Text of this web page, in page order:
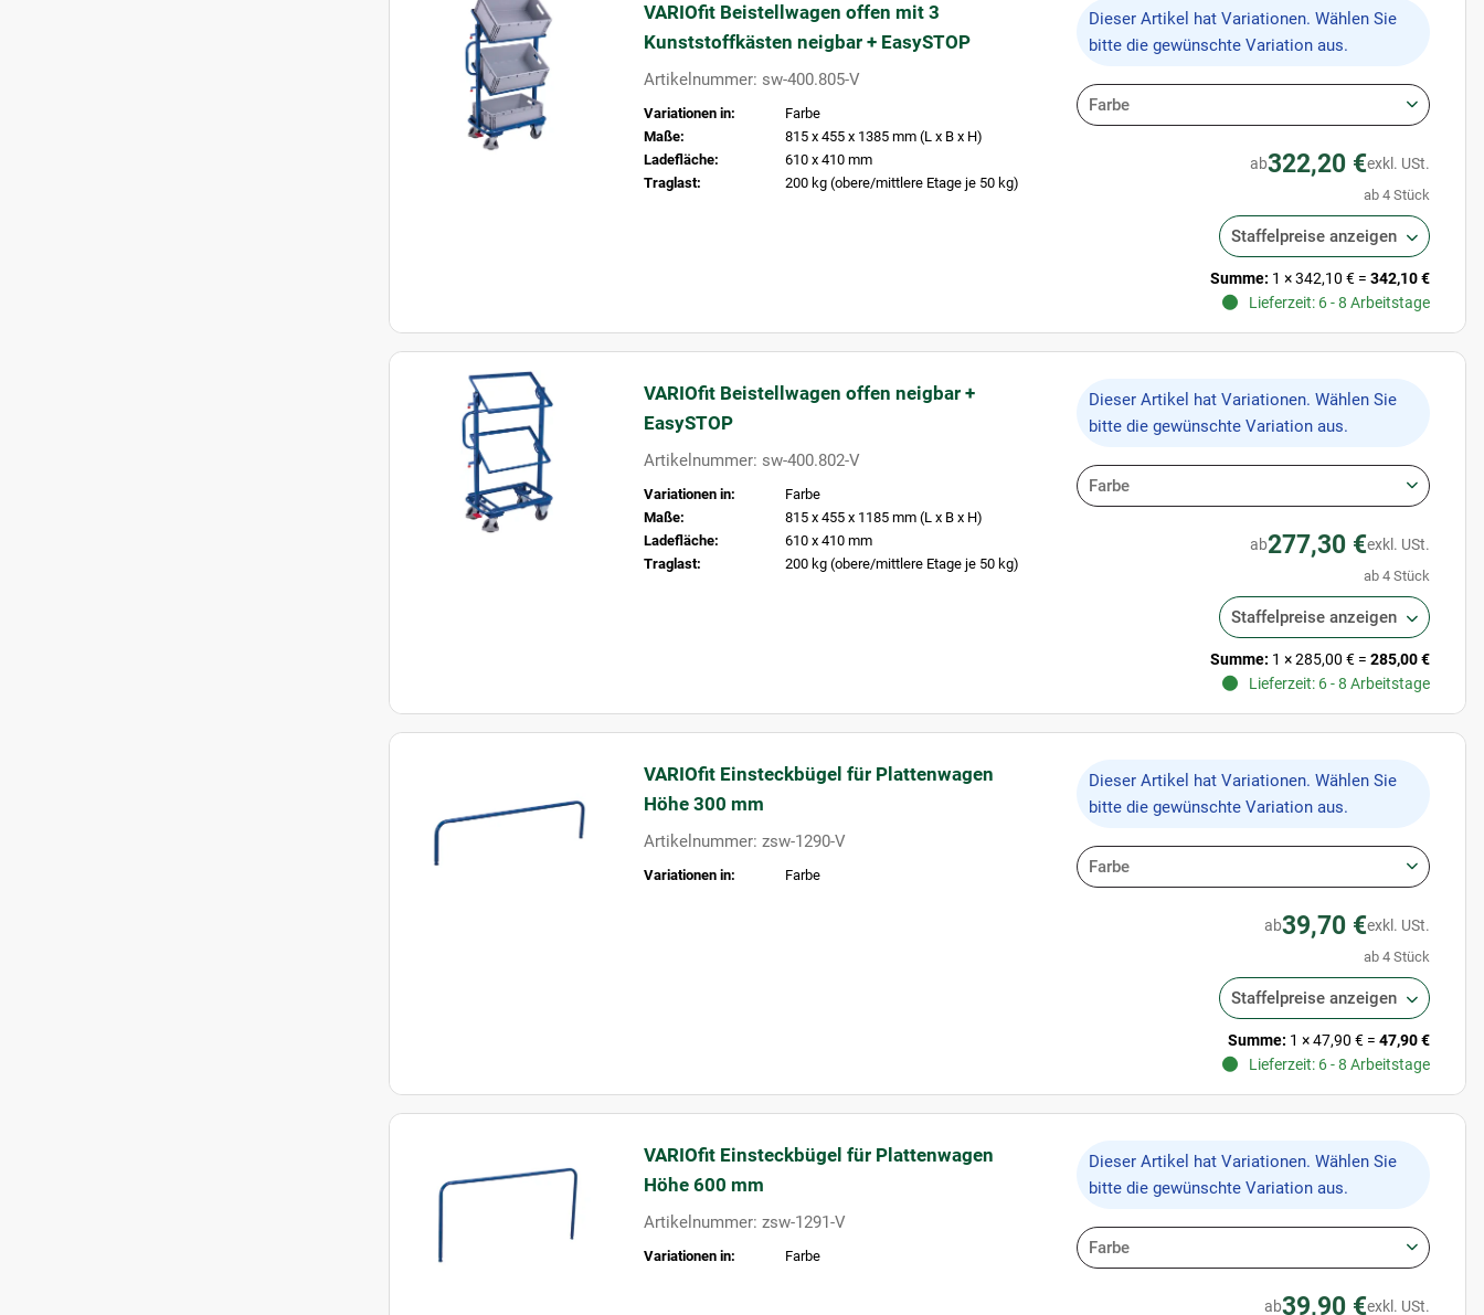
VARIOfit Beistellwagen offen mit 3
Kunststoffkästen neigbar + EasySTOP
Artikelnummer: sw-400.805-V
Variationen in:
Farbe
Maße:
815 x 455 x 1385 mm (L x B x H)
Ladefläche:
610 x 410 mm
Traglast:
200 kg (obere/mittlere Etage je 50 kg)
x
Dieser Artikel hat Variationen. Wählen Sie
bitte die gewünschte Variation aus.
Farbe
ab322,20 €exkl. USt.
ab 4 Stück
Staffelpreise anzeigen
Summe: 1 ×342,10 € = 342,10 €
Lieferzeit: 6 - 8 Arbeitstage
VARIOfit Beistellwagen offen neigbar +
EasySTOP
Artikelnummer: sw-400.802-V
Variationen in:
Farbe
Maße:
815 x 455 x 1185 mm (L x B x H)
Ladefläche:
610 x 410 mm
Traglast:
200 kg (obere/mittlere Etage je 50 kg)
x
Dieser Artikel hat Variationen. Wählen Sie
bitte die gewünschte Variation aus.
Farbe
ab277,30 €exkl. USt.
ab 4 Stück
Staffelpreise anzeigen
Summe: 1 ×285,00 € = 285,00 €
Lieferzeit: 6 - 8 Arbeitstage
VARIOfit Einsteckbügel für Plattenwagen
Höhe 300 mm
Artikelnummer: zsw-1290-V
Variationen in: Farbe
x
Dieser Artikel hat Variationen. Wählen Sie
bitte die gewünschte Variation aus.
Farbe
ab39,70 €exkl. USt.
ab 4 Stück
Staffelpreise anzeigen
Summe: 1 ×47,90 € = 47,90 €
Lieferzeit: 6 - 8 Arbeitstage
VARIOfit Einsteckbügel für Plattenwagen
Höhe 600 mm
Artikelnummer: zsw-1291-V
Variationen in: Farbe
x
Dieser Artikel hat Variationen. Wählen Sie
bitte die gewünschte Variation aus.
Farbe
ab39,90 €exkl. USt.